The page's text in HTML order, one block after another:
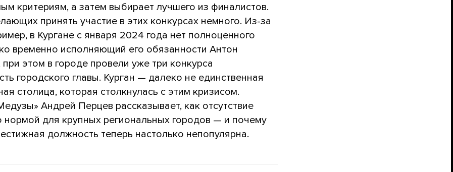
критериям, а затем выбирает лучшего из финалистов.
принять участие в этих конкурсах немного. Из-за
в Кургане с января 2024 года нет полноценного
временно исполняющий его обязанности Антон
этом в городе провели уже три конкурса
городского главы. Курган — далеко не единственная
столица, которая столкнулась с этим кризисом.
Андрей Перцев рассказывает, как отсутствие
нормой для крупных региональных городов — и почему
должность теперь настолько непопулярна.